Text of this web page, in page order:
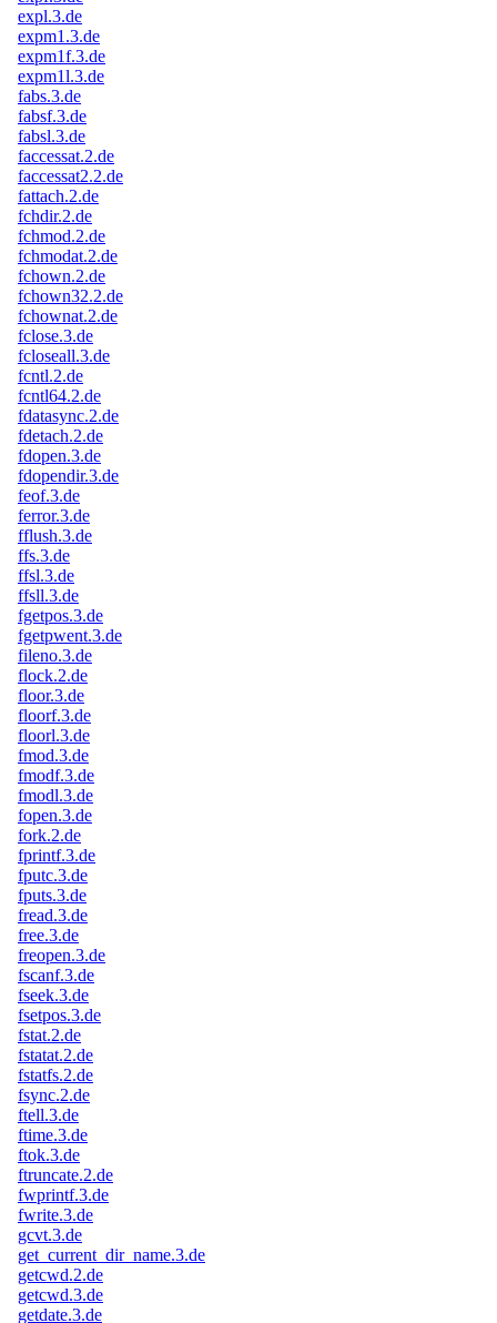
expl.3.de
expm1.3.de
expm1f.3.de
expm1l.3.de
fabs.3.de
fabsf.3.de
fabsl.3.de
faccessat.2.de
faccessat2.2.de
fattach.2.de
fchdir.2.de
fchmod.2.de
fchmodat.2.de
fchown.2.de
fchown32.2.de
fchownat.2.de
fclose.3.de
fcloseall.3.de
fcntl.2.de
fcntl64.2.de
fdatasync.2.de
fdetach.2.de
fdopen.3.de
fdopendir.3.de
feof.3.de
ferror.3.de
fflush.3.de
ffs.3.de
ffsl.3.de
ffsll.3.de
fgetpos.3.de
fgetpwent.3.de
fileno.3.de
flock.2.de
floor.3.de
floorf.3.de
floorl.3.de
fmod.3.de
fmodf.3.de
fmodl.3.de
fopen.3.de
fork.2.de
fprintf.3.de
fputc.3.de
fputs.3.de
fread.3.de
free.3.de
freopen.3.de
fscanf.3.de
fseek.3.de
fsetpos.3.de
fstat.2.de
fstatat.2.de
fstatfs.2.de
fsync.2.de
ftell.3.de
ftime.3.de
ftok.3.de
ftruncate.2.de
fwprintf.3.de
fwrite.3.de
gcvt.3.de
get_current_dir_name.3.de
getcwd.2.de
getcwd.3.de
getdate.3.de